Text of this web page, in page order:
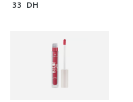
33 DH